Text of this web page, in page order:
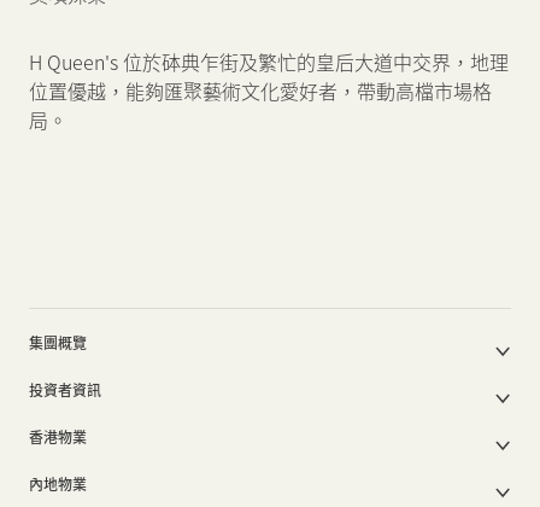
H Queen's 位於砵典乍街及繁忙的皇后大道中交界，地理
位置優越，能夠匯聚藝術文化愛好者，帶動高檔市場格
局。
集團概覽
集團架構
我們的創辦人
50周年
投資者資訊
股東週年大會文件
中期報告/年報及可持續發展報告
香港物業
其他物業
內地物業